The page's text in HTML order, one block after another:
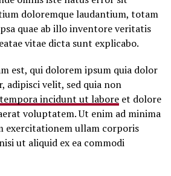
doloremque laudantium, totam
quae ab illo inventore veritatis
vitae dicta sunt explicabo.
est, qui dolorem ipsum quia dolor
adipisci velit, sed quia non
incidunt ut labore et dolore
voluptatem. Ut enim ad minima
exercitationem ullam corporis
ut aliquid ex ea commodi